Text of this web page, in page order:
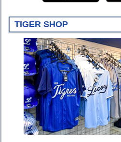
TIGER SHOP